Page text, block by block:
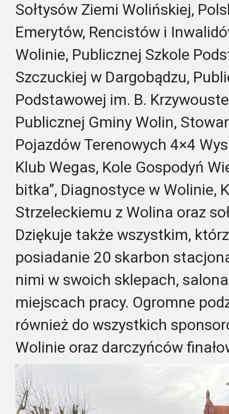
Sołtysów Ziemi Wolińskiej,
Emerytów, Rencistów i
Wolinie, Publicznej Szkole
Szczuckiej w Dargobądzu,
Podstawowej im. B.
Publicznej Gminy Wolin,
Pojazdów Terenowych 4×4
Klub Wegas, Kole Gospodyń
bitka”, Diagnostyce w Wolinie,
Strzeleckiemu z Wolina oraz
Dziękuje także wszystkim,
posiadanie 20 skarbon
nimi w swoich sklepach,
miejscach pracy. Ogromne
również do wszystkich
Wolinie oraz darczyńców